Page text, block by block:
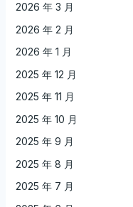
2026 年 3 月
2026 年 2 月
2026 年 1 月
2025 年 12 月
2025 年 11 月
2025 年 10 月
2025 年 9 月
2025 年 8 月
2025 年 7 月